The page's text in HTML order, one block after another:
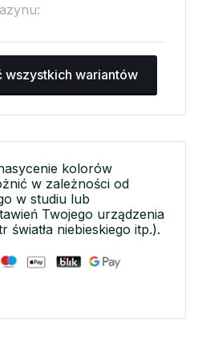
wszystkich wariantów
kolorów
w zależności od
w studiu lub
Twojego urządzenia
niebieskiego itp.).